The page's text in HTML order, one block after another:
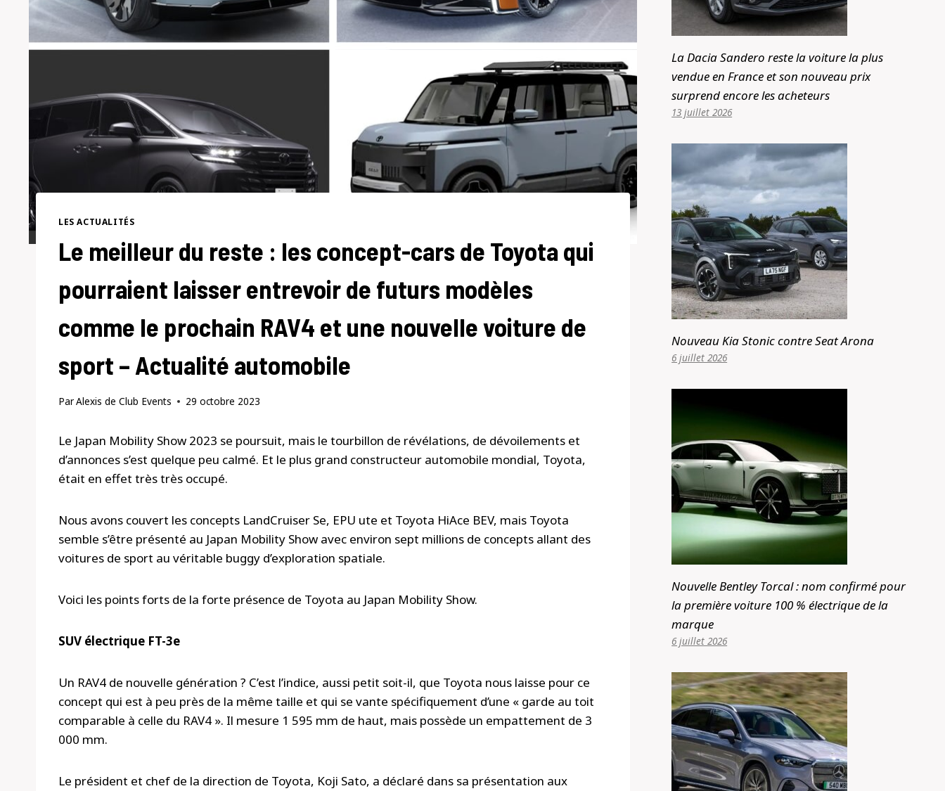
LES ACTUALITÉS
Le meilleur du reste : les concept-cars de Toyota qui
pourraient laisser entrevoir de futurs modèles
comme le prochain RAV4 et une nouvelle voiture de
sport – Actualité automobile
ParAlexis de Club Events 29 octobre 2023
Le Japan Mobility Show 2023 se poursuit, mais le tourbillon de révélations, de dévoilements et
d’annonces s’est quelque peu calmé. Et le plus grand constructeur automobile mondial, Toyota,
était en effet très très occupé.
Nous avons couvert les concepts LandCruiser Se, EPU ute et Toyota HiAce BEV, mais Toyota
semble s’être présenté au Japan Mobility Show avec environ sept millions de concepts allant des
voitures de sport au véritable buggy d’exploration spatiale.
Voici les points forts de la forte présence de Toyota au Japan Mobility Show.
SUV électrique FT-3e
Un RAV4 de nouvelle génération ? C’est l’indice, aussi petit soit-il, que Toyota nous laisse pour ce
concept qui est à peu près de la même taille et qui se vante spécifiquement d’une « garde au toit
comparable à celle du RAV4 ». Il mesure 1 595 mm de haut, mais possède un empattement de 3
000 mm.
Le président et chef de la direction de Toyota, Koji Sato, a déclaré dans sa présentation aux
La Dacia Sandero reste la voiture la plus
vendue en France et son nouveau prix
surprend encore les acheteurs
13 juillet 2026
Nouveau Kia Stonic contre Seat Arona
6 juillet 2026
Nouvelle Bentley Torcal : nom confirmé pour
la première voiture 100 % électrique de la
marque
6 juillet 2026